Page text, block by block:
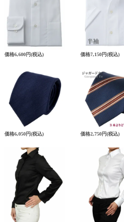
価格6,600円(税込) 価格7,150円(税込)
価格6,050円(税込) 価格2,750円(税込)